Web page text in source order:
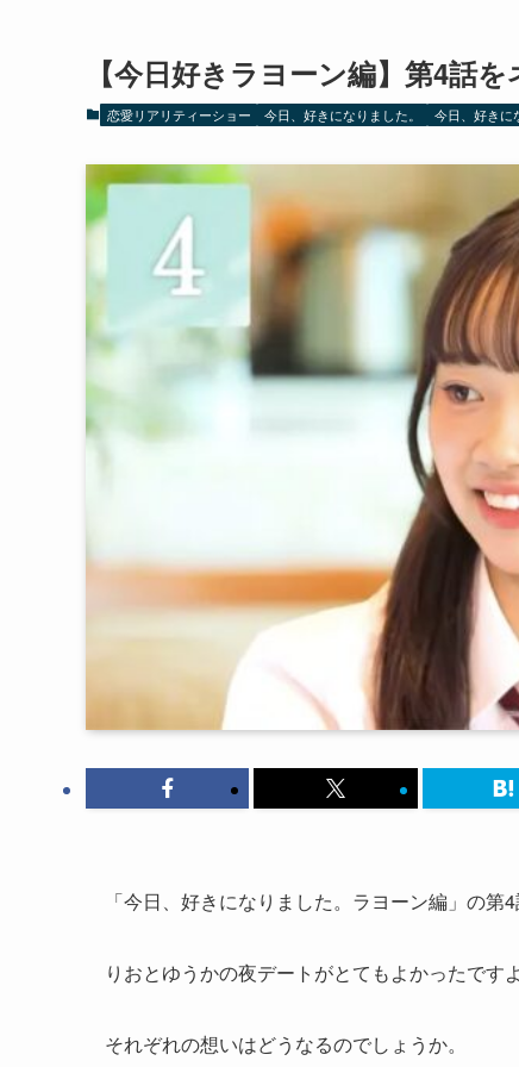
【今日好きラヨーン編】第4話
恋愛リアリティーショー 今日、好きになりました。 今日、好きに
「今日、好きになりました。ラヨーン編」の第
りおとゆうかの夜デートがとてもよかったですよ
それぞれの想いはどうなるのでしょうか。